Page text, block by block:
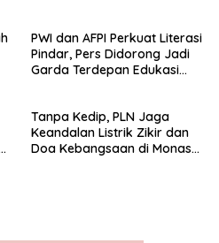
PWI dan AFPI Perkuat Literasi
Pindar, Pers Didorong Jadi
Garda Terdepan Edukasi
Tanpa Kedip, PLN Jaga
Keandalan Listrik Zikir dan
Doa Kebangsaan di Monas